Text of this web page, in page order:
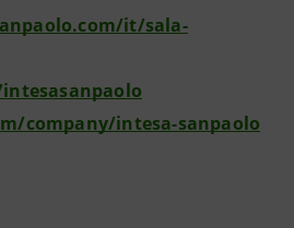
it/sala-
company/intesa-sanpaolo